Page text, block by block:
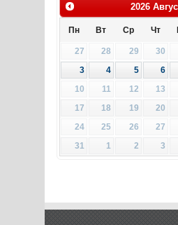
2026
Пн Вт Ср Чт
27 28 29 30
3
4 5 6
10
11 12 13
17
18 19 20
24
25 26 27
31
1 2 3